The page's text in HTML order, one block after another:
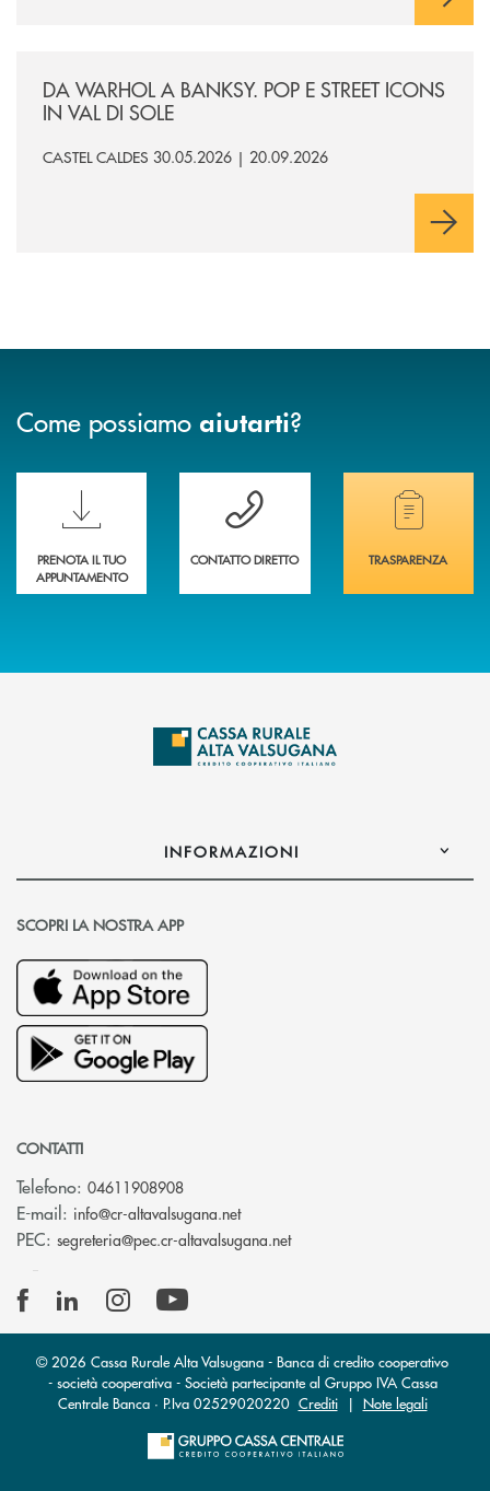
DA WARHOL A BANKSY. POP E STREET ICONS
IN VAL DI SOLE
CASTEL CALDES 30.05.2026 | 20.09.2026
Come possiamo aiutarti?
Scopri le funzionalità della nuova PRENOTA BANCA
PRENOTA IL TUO
APPUNTAMENTO
Hai bisogno di assistenza immediata?
CONTATTO DIRETTO
Hai bisogno di
TRASPARENZA
INFORMAZIONI
SCOPRI LA NOSTRA APP
CONTATTI
Telefono: 04611908908
E-mail: info@cr-altavalsugana.net(si apre l’app di posta
PEC: segreteria@pec.cr-altavalsugana.net(si apre l’app di posta
© 2026 Cassa Rurale Alta Valsugana - Banca di credito cooperativo
- società cooperativa - Società partecipante al Gruppo IVA Cassa
Centrale Banca · P.Iva 02529020220 Crediti| Note legali